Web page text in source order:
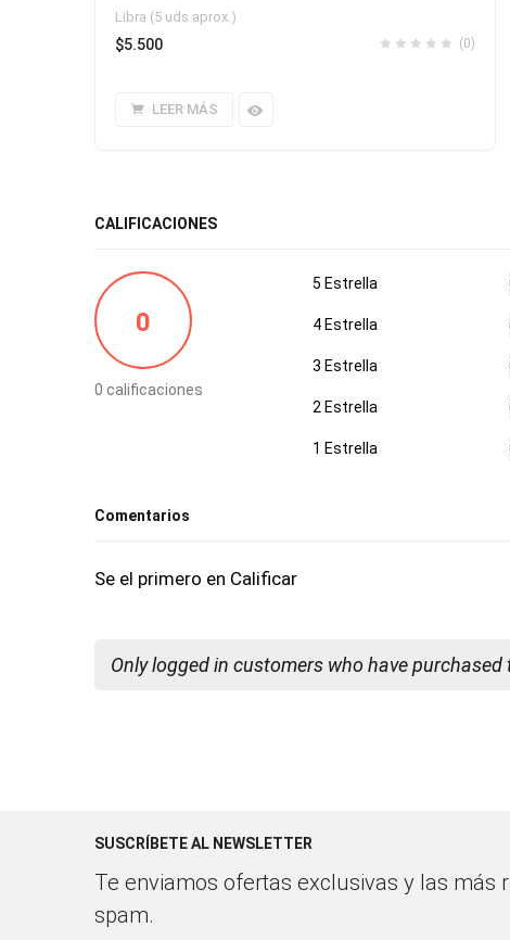
Libra (5 uds aprox.)
(0)
$5.500
LEER MÁS
CALIFICACIONES
0
0 calificaciones
5 Estrella
4 Estrella
3 Estrella
2 Estrella
1 Estrella
Comentarios
Se el primero en Calificar
Only logged in customers who have
SUSCRÍBETE AL NEWSLETTER
Te enviamos ofertas exclusivas y las más
spam.